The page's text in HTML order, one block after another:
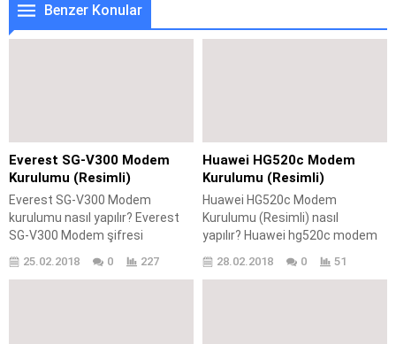
Benzer Konular
Everest SG-V300 Modem
Kurulumu (Resimli)
Everest SG-V300 Modem
kurulumu nasıl yapılır? Everest
SG-V300 Modem şifresi
nedir? Everest SG-V300 Modem
kablosuz ayarları nasıl
25.02.2018 0 227
Huawei HG520c Modem
Kurulumu (Resimli)
Huawei HG520c Modem
Kurulumu (Resimli) nasıl
yapılır? Huawei hg520c modem
şifresi nedir? Huawei HG520c
Modem internet ayarları nasıl
28.02.2018 0 51